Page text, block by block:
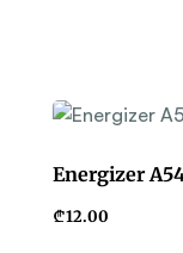
Energizer
₾12.00